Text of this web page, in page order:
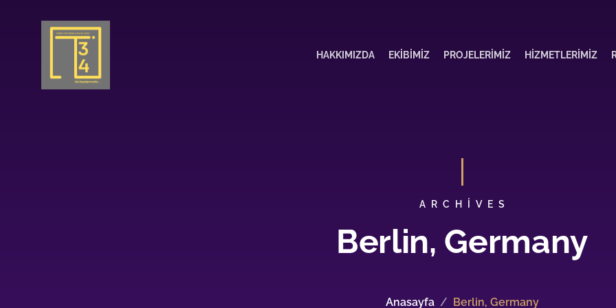
HAKKIMIZDA EKIBIMIZ PROJELERIMIZ HIZMETLERIMIZ
ARCHIVES
Berlin, Germany
Anasayfa Berlin, Germany